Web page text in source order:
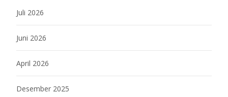
Juli 2026
Juni 2026
April 2026
Desember 2025